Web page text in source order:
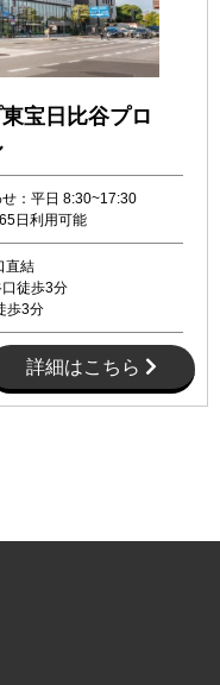
宝日比谷プロ
：平日 8:30~17:30
日利用可能
直結
口徒歩3分
歩3分
詳細はこちら